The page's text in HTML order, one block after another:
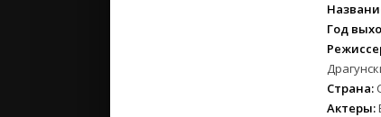
Год
Страна:
Актеры: